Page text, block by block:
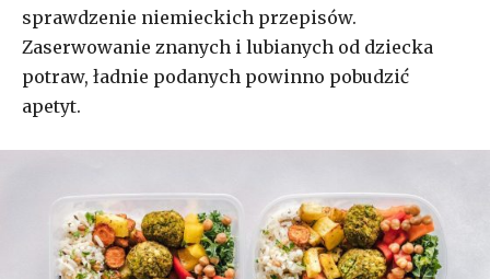
sprawdzenie niemieckich przepisów.
Zaserwowanie znanych i lubianych od dziecka
potraw, ładnie podanych powinno pobudzić
apetyt.